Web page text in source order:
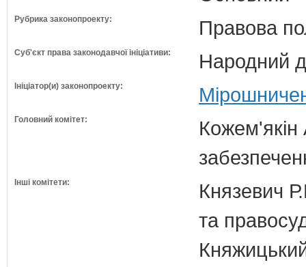
Рубрика законопроекту: Правова
Суб'єкт права законодавчої ініціативи: Народний
Ініціатор(и) законопроекту:
Головний комітет:
Кожем'якін
Інші комітети:
Князевич
та